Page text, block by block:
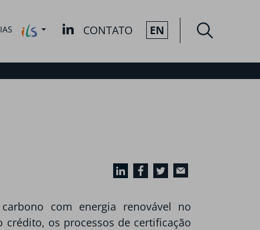
CONTATO EN
com energia renovável no
crédito, os processos de certificação